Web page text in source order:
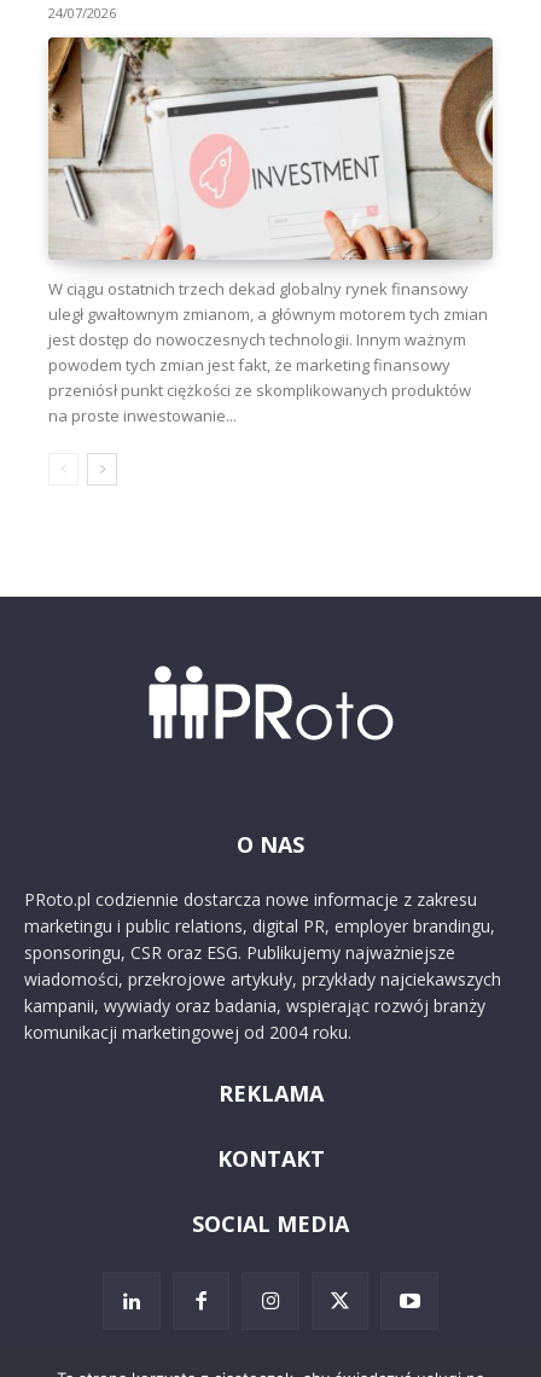
24/07/2026
W ciągu ostatnich trzech dekad globalny rynek finansowy
uległ gwałtownym zmianom, a głównym motorem tych zmian
jest dostęp do nowoczesnych technologii. Innym ważnym
powodem tych zmian jest fakt, że marketing finansowy
przeniósł punkt ciężkości ze skomplikowanych produktów
na proste inwestowanie...
O NAS
PRoto.pl codziennie dostarcza nowe informacje z zakresu
marketingu i public relations, digital PR, employer brandingu,
sponsoringu, CSR oraz ESG. Publikujemy najważniejsze
wiadomości, przekrojowe artykuły, przykłady najciekawszych
kampanii, wywiady oraz badania, wspierając rozwój branży
komunikacji marketingowej od 2004 roku.
REKLAMA
KONTAKT
SOCIAL MEDIA